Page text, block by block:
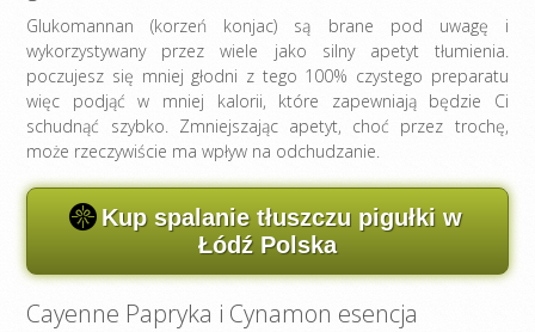
Glukomannan (korzeń konjac) są brane pod uwagę i
wykorzystywany przez wiele jako silny apetyt tłumienia.
poczujesz się mniej głodni z tego 100% czystego preparatu
więc podjąć w mniej kalorii, które zapewniają będzie Ci
schudnąć szybko. Zmniejszając apetyt, choć przez trochę,
może rzeczywiście ma wpływ na odchudzanie.
Kup spalanie tłuszczu pigułki w
Łódź Polska
Cayenne Papryka i Cynamon esencja